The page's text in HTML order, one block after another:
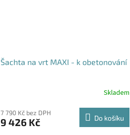
Šachta na vrt MAXI - k obetonování
Skladem
7 790 Kč bez DPH
9 426 Kč Do košíku